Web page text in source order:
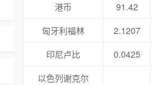
港币
91.42
匈牙利福林
2.1207
印尼卢比
0.0425
以色列谢克尔